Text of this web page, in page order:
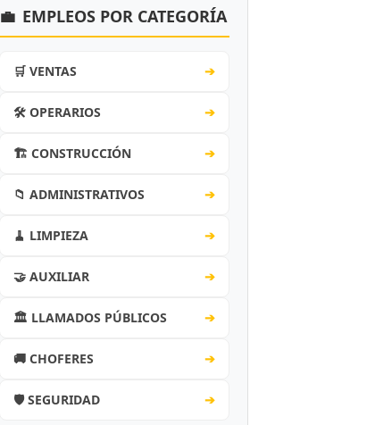
💼 EMPLEOS POR CATEGORÍA
🛒 VENTAS ➔
🛠️ OPERARIOS ➔
🏗️ CONSTRUCCIÓN ➔
📁 ADMINISTRATIVOS ➔
🧹 LIMPIEZA ➔
🤝 AUXILIAR ➔
🏛️ LLAMADOS PÚBLICOS ➔
🚚 CHOFERES ➔
🛡️ SEGURIDAD ➔